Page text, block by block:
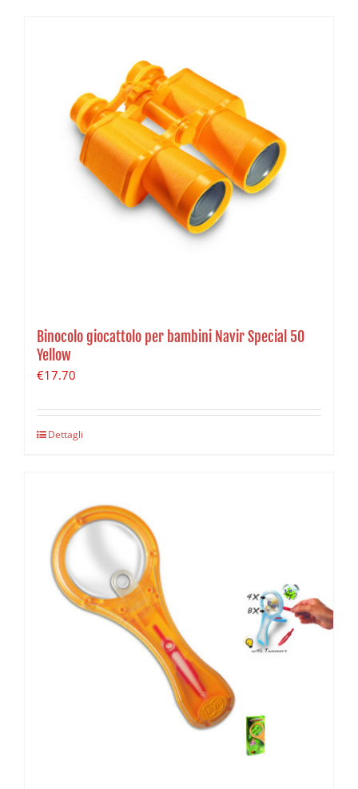
Binocolo giocattolo per bambini Navir Special 50
Yellow
€17.70
Dettagli